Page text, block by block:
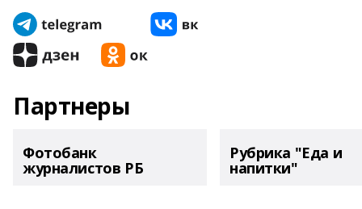
Партнеры
Фотобанк
журналистов РБ
Рубрика "Еда и
напитки"